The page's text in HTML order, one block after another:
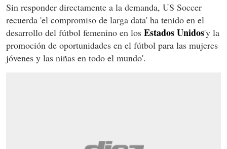
Sin responder directamente a la demanda, US Soccer
recuerda 'el compromiso de larga data' ha tenido en el
desarrollo del fútbol femenino en los Estados Unidos'y la
promoción de oportunidades en el fútbol para las mujeres
jóvenes y las niñas en todo el mundo'.